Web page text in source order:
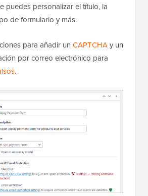
puedes personalizar el título, la
de formulario y más.
para añadir un CAPTCHAy un
por correo electrónico para
.